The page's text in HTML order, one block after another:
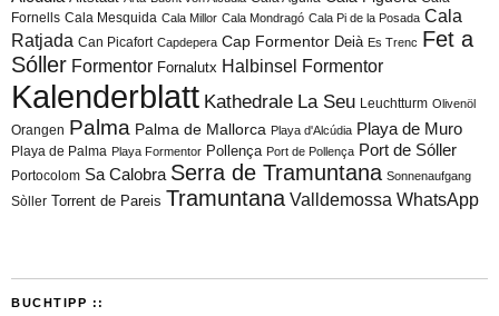
Fornells Cala Mesquida Cala Millor Cala Mondragó Cala Pi de la Posada Cala
Ratjada Can Picafort Capdepera Cap Formentor Deià Es Trenc Fet a
Sóller Formentor Fornalutx Halbinsel Formentor
Kalenderblatt Kathedrale La Seu Leuchtturm Olivenöl
Orangen Palma Palma de Mallorca Playa d'Alcúdia Playa de Muro
Playa de Palma Playa Formentor Pollença Port de Pollença Port de Sóller
Portocolom Sa Calobra Serra de Tramuntana Sonnenaufgang
Sòller Torrent de Pareis Tramuntana Valldemossa WhatsApp
BUCHTIPP ::